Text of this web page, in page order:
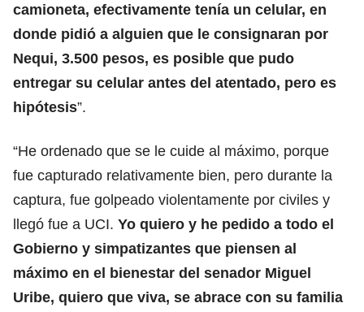
camioneta, efectivamente tenía un celular, en
donde pidió a alguien que le consignaran por
Nequi, 3.500 pesos, es posible que pudo
entregar su celular antes del atentado, pero es
hipótesis”.
“He ordenado que se le cuide al máximo, porque
fue capturado relativamente bien, pero durante la
captura, fue golpeado violentamente por civiles y
llegó fue a UCI. Yo quiero y he pedido a todo el
Gobierno y simpatizantes que piensen al
máximo en el bienestar del senador Miguel
Uribe, quiero que viva, se abrace con su familia